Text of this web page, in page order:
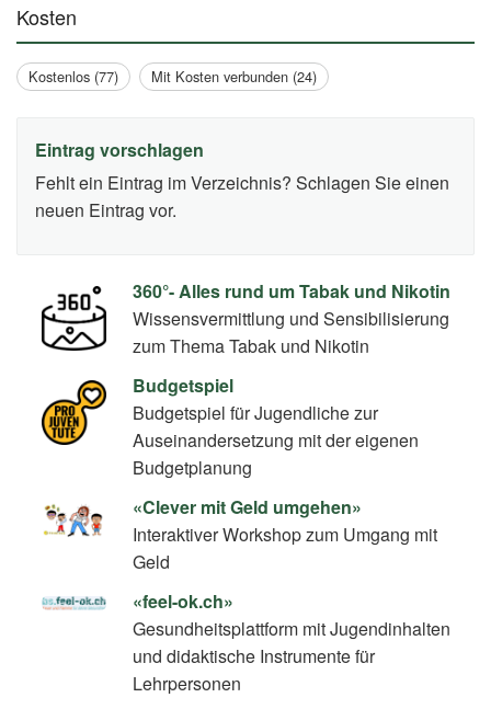
360°- Alles rund um Tabak und Nikotin
Wissensvermittlung und Sensibilisierung
zum Thema Tabak und Nikotin
Budgetspiel
Budgetspiel für Jugendliche zur
Auseinandersetzung mit der eigenen
Budgetplanung
«Clever mit Geld umgehen»
Interaktiver Workshop zum Umgang mit
Geld
«feel-ok.ch»
Gesundheitsplattform mit Jugendinhalten
und didaktische Instrumente für
Lehrpersonen
Kosten
Kostenlos (77) Mit Kosten verbunden (24)
Eintrag vorschlagen
Fehlt ein Eintrag im Verzeichnis? Schlagen Sie einen
neuen Eintrag vor.